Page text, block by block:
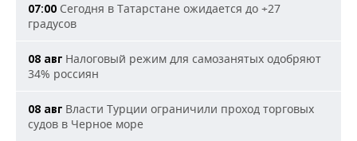
07:00 Сегодня в Татарстане ожидается до +27
градусов
08 авг Налоговый режим для самозанятых одобряют
34% россиян
08 авг Власти Турции ограничили проход торговых
судов в Черное море